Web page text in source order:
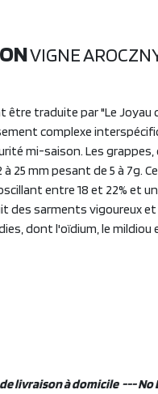
VIGNE
être traduite par "Le
complexe
mi-saison. Les
25 mm pesant de 5 à 7g.
entre 18 et 22% et
des sarments vigoureux
dont l'oïdium, le
livraison à domicile --- No